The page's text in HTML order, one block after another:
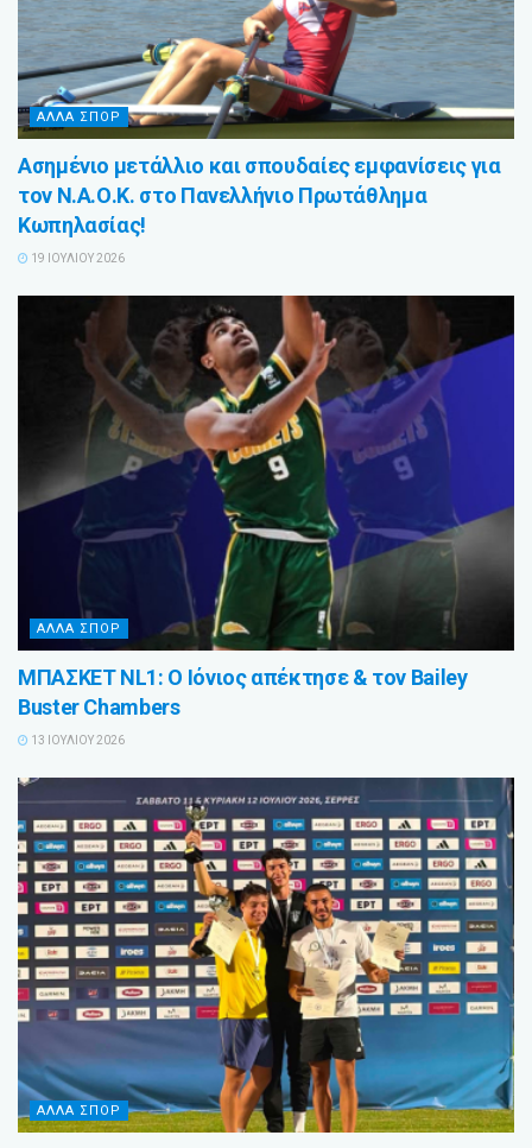
ΑΛΛΑ ΣΠΟΡ
Ασημένιο μετάλλιο και σπουδαίες εμφανίσεις για
τον Ν.Α.Ο.Κ. στο Πανελλήνιο Πρωτάθλημα
Κωπηλασίας!
19 ΙΟΥΛΊΟΥ 2026
ΑΛΛΑ ΣΠΟΡ
ΜΠΑΣΚΕΤ NL1: Ο Ιόνιος απέκτησε & τον Bailey
Buster Chambers
13 ΙΟΥΛΊΟΥ 2026
ΑΛΛΑ ΣΠΟΡ